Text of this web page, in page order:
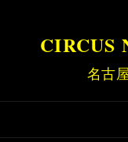
CIRCUS
名古